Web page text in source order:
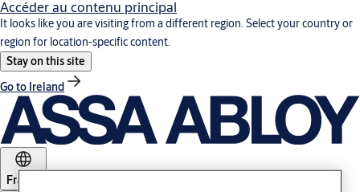
Accéder au contenu principal
It looks like you are visiting from a different region. Select your country or
region for location-specific content.
Stay on this site
Go to Ireland
France